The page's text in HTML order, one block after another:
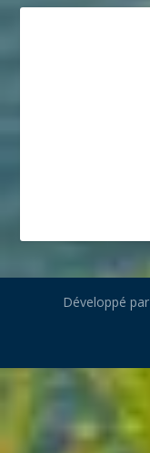
Développé par